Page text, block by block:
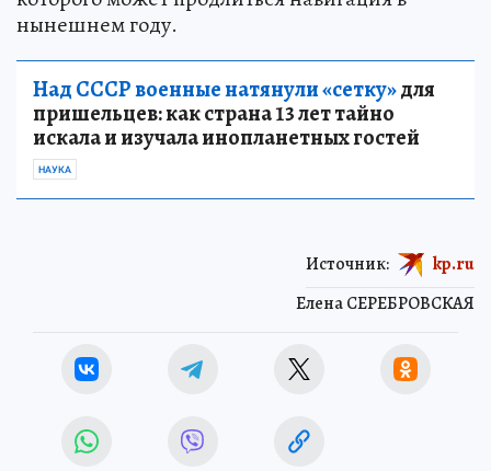
нынешнем году.
Над СССР военные натянули «сетку»для
пришельцев: как страна 13 лет тайно
искала и изучала инопланетных гостей
НАУКА
Елена СЕРЕБРОВСКАЯ
Источник: kp.ru